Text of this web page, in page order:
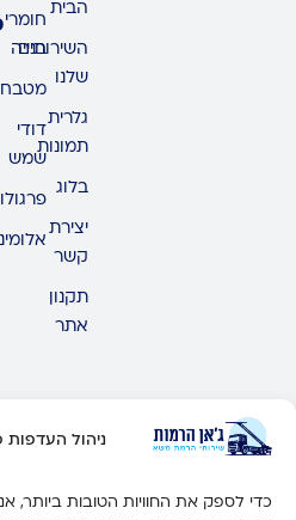
ניהול העדפות
כדי לספק את החוויות הטובות ביותר,
הבית
השירותים
שלנו
גלרית
תמונות
בלוג
יצירת
קשר
תקנון
אתר
חומרי
בנייה
דודי
שמש